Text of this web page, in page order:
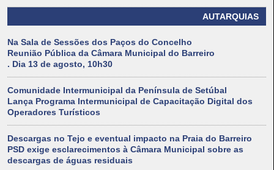
AUTARQUIAS
Na Sala de Sessões dos Paços do Concelho
Reunião Pública da Câmara Municipal do Barreiro
. Dia 13 de agosto, 10h30
Comunidade Intermunicipal da Península de Setúbal
Lança Programa Intermunicipal de Capacitação Digital dos
Operadores Turísticos
Descargas no Tejo e eventual impacto na Praia do Barreiro
PSD exige esclarecimentos à Câmara Municipal sobre as
descargas de águas residuais